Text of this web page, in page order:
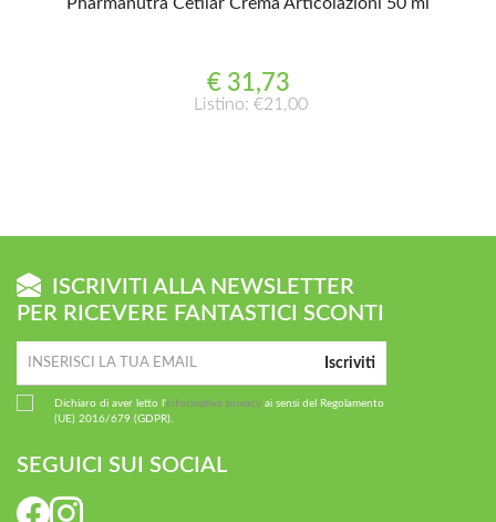
€ 31,73
Listino: €21,00
ISCRIVITI ALLA NEWSLETTER
PER RICEVERE FANTASTICI SCONTI
Iscriviti
Dichiaro di aver letto l'informativa privacy ai sensi del Regolamento
(UE) 2016/679 (GDPR).
SEGUICI SUI SOCIAL